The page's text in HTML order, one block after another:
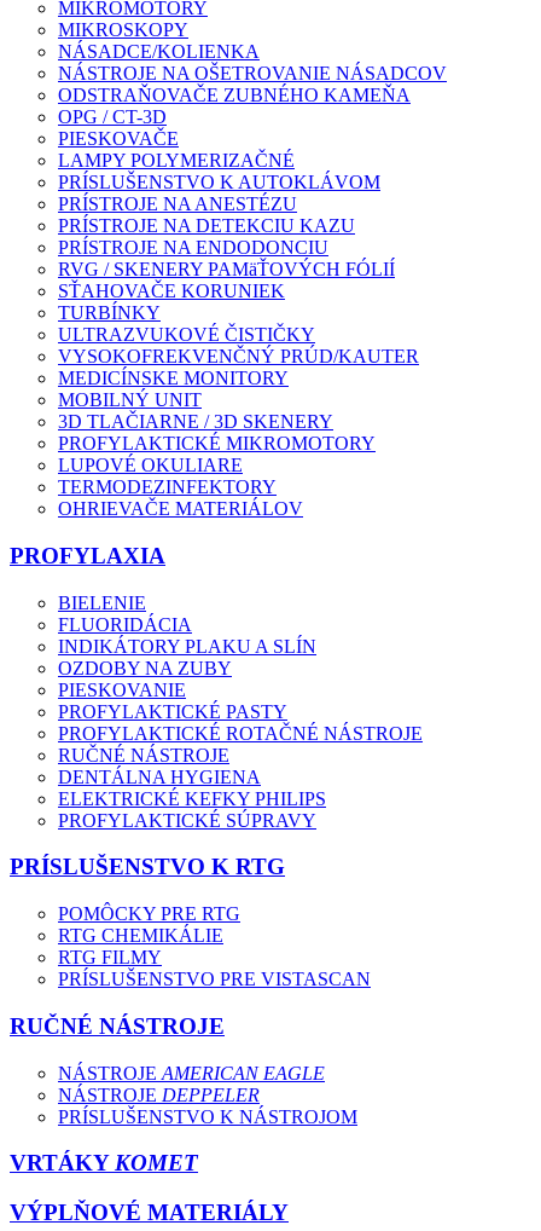
MIKROMOTORY
MIKROSKOPY
NÁSADCE/KOLIENKA
NÁSTROJE NA OŠETROVANIE NÁSADCOV
ODSTRAŇOVAČE ZUBNÉHO KAMEŇA
OPG / CT-3D
PIESKOVAČE
LAMPY POLYMERIZAČNÉ
PRÍSLUŠENSTVO K AUTOKLÁVOM
PRÍSTROJE NA ANESTÉZU
PRÍSTROJE NA DETEKCIU KAZU
PRÍSTROJE NA ENDODONCIU
RVG / SKENERY PAMäŤOVÝCH FÓLIÍ
SŤAHOVAČE KORUNIEK
TURBÍNKY
ULTRAZVUKOVÉ ČISTIČKY
VYSOKOFREKVENČNÝ PRÚD/KAUTER
MEDICÍNSKE MONITORY
MOBILNÝ UNIT
3D TLAČIARNE / 3D SKENERY
PROFYLAKTICKÉ MIKROMOTORY
LUPOVÉ OKULIARE
TERMODEZINFEKTORY
OHRIEVAČE MATERIÁLOV
PROFYLAXIA
BIELENIE
FLUORIDÁCIA
INDIKÁTORY PLAKU A SLÍN
OZDOBY NA ZUBY
PIESKOVANIE
PROFYLAKTICKÉ PASTY
PROFYLAKTICKÉ ROTAČNÉ NÁSTROJE
RUČNÉ NÁSTROJE
DENTÁLNA HYGIENA
ELEKTRICKÉ KEFKY PHILIPS
PROFYLAKTICKÉ SÚPRAVY
PRÍSLUŠENSTVO K RTG
POMÔCKY PRE RTG
RTG CHEMIKÁLIE
RTG FILMY
PRÍSLUŠENSTVO PRE VISTASCAN
RUČNÉ NÁSTROJE
NÁSTROJE AMERICAN EAGLE
NÁSTROJE DEPPELER
PRÍSLUŠENSTVO K NÁSTROJOM
VRTÁKYKOMET
VÝPLŇOVÉ MATERIÁLY